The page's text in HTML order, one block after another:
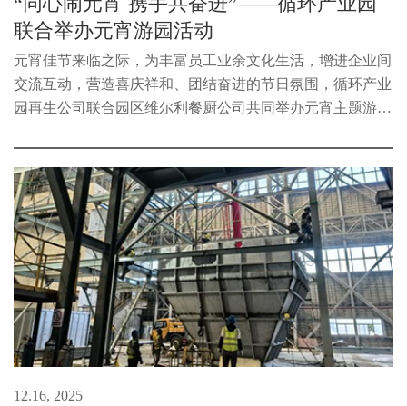
联合举办元宵游园活动
元宵佳节来临之际，为丰富员工业余文化生活，增进企业间
交流互动，营造喜庆祥和、团结奋进的节日氛围，循环产业
园再生公司联合园区维尔利餐厨公司共同举办元宵主题游园
12.16, 2025